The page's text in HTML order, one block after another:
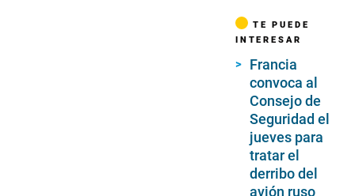
TE PUEDE
INTERESAR
Francia
convoca al
Consejo de
Seguridad el
jueves para
tratar el
derribo del
avión ruso